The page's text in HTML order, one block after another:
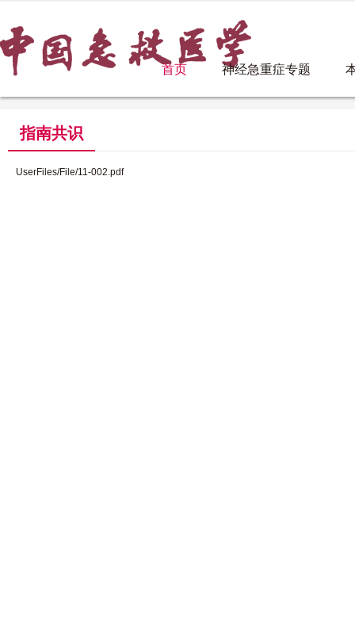
首页 神经急重症专题
指南共识
UserFiles/File/11-002.pdf